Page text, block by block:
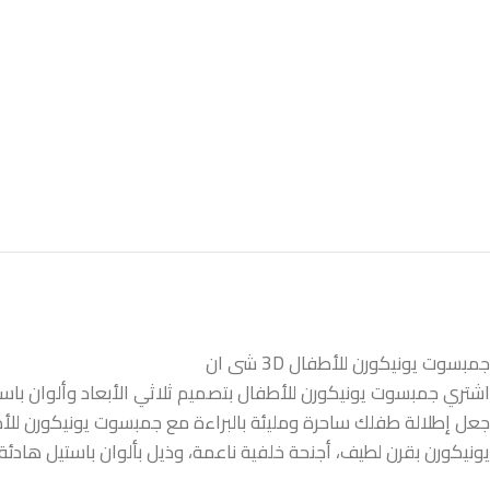
جمبسوت يونيكورن للأطفال 3D شى ان
اشتري جمبسوت يونيكورن للأطفال بتصميم ثلاثي الأبعاد وألوان
جعل إطلالة طفلك ساحرة ومليئة بالبراءة مع جمبسوت
يونيكورن بقرن لطيف، أجنحة خلفية ناعمة، وذيل بألوان باستيل